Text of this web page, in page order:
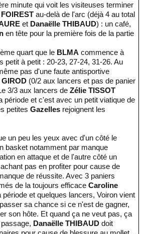
minute qui voit les visiteuses terminer
au-delà de l'arc (déjà 4 au total
et Danaëlle THIBAUD) : un café,
en tête pour la première fois de la partie
quart que le BLMA commence à
petit à petit : 20-23, 27-24, 31-26. Au
pas d'une faute antisportive
(0/2 aux lancers et pas de panier
3/3 aux lancers de Zélie TISSOT
période et c'est avec un petit viatique de
petites Gazelles rejoignent les
un peu les yeux avec d'un côté le
basket notamment par manque
en attaque et de l'autre côté un
pas en profiter pour cause de
de réussite. Avec 3 paniers
de la toujours efficace Caroline
période et quelques lancers, Voiron vient
sa chance si ce n'est de gagner,
son hôte. Et quand ça ne veut pas, ça
Danaëlle THIBAUD doit